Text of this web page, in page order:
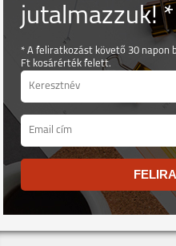
jutalmazzuk! *
* A feliratkozást követő 30 napon
Ft kosárérték felett.